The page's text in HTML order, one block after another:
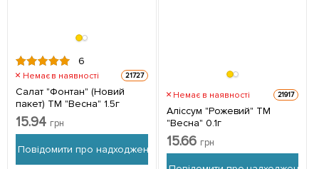
6
Немає в наявності 21727
Салат "Фонтан" (Новий
пакет) ТМ "Весна" 1.5г
15.94 грн
Повідомити про надходження
Немає в наявності 21917
Аліссум "Рожевий" ТМ
"Весна" 0.1г
15.66 грн